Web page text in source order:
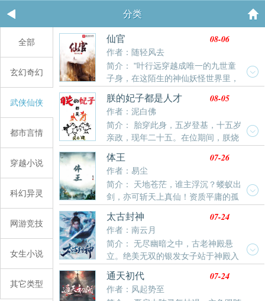
分类
全部
玄幻奇幻
武侠仙侠
都市言情
穿越小说
科幻异灵
网游竞技
女生小说
其它类型
仙官
作者：随轻风去
08-06
简介： "叶行远穿越成唯一的九世童
子身，在这陌生的神仙妖怪世界里，
读书科举考进士，皇家天命授神通。他还发现，前身给
自己留下了外挂！ 然而天机与道统纠缠不清，神仙
与凡人相爱相杀，妖魔与鬼怪上蹿下跳，手持外挂的玩
家叶行远怎一个酸爽......
朕的妃子都是人才
作者：泥白佛
08-05
简介： 胎穿此身，五岁登基，十五岁
亲政，现年二十五。在位期间，朕烧
玻璃，制肥皂，研发水泥，育种水稻。教太后麻将养
老，率将士塞外烧烤，创建皇家银行，修缮各省直道。
这才有了威威大岳的太平盛世！然，好景不长，世道难
料。东南大水，西北大旱，地震频发，边患侵扰。承平
已久的群臣请朕下罪己诏，向苍天祈求，诚意祷告。朕
呵呵一笑，这是历史架空文，各位莫非走错了频道。于
是朕发出四道圣旨，派遣三位钦差，仅仅两个多月，朝
堂再无一声牢骚。罪己诏，开玩笑，朕还要泰山封禅，
跟那老天唠一唠。良辰吉日，泰山之巅，少年天子，意
气风发。就在此时，圣光乍现，云海中一个改变朕世界
观的人御剑而来…… 各位书友要是觉得《朕的妃子都是
人才》还不错的话请不要忘记向您QQ群和微博里的朋
体王
作者：易尘
07-26
简介： 天地苍茫，谁主浮沉？蝼蚁出
剑，亦可斩天上真仙！资质平庸的孤
儿陈长命，机缘巧合之下，误入凶险难测的仙途，在尔
虞我诈、弱肉强食、充满算计的修仙界，开启了一条波
澜壮阔的证道长生之路……
太古封神
作者：南云月
07-24
简介： 无尽幽暗之中，古老神殿悬
立。绝美无双的银发女子站于神殿入
口，她以银月为冠，星辰为衣，裙尾拖拽之处有着各色
霞光浮现。“吞天神脉早已铸成，如今已经过去九天了，
你考虑的如何？”银发女子对秦云问道。秦云深吸了一口
通天初代
作者：风起势至
07-24